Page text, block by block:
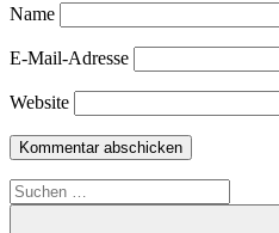
Name
E-Mail-Adresse
Website
Suchen
nach: